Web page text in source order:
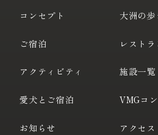
コンセプト 大洲の歩
ご宿泊 レストラ
アクティビティ 施設一覧
愛犬とご宿泊 VMGコ
お知らせ アクセス